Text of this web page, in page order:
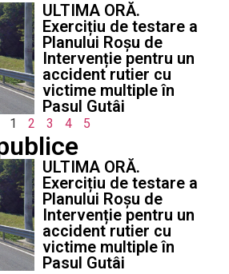
ULTIMA ORĂ.
Exercițiu de testare a
Planului Roșu de
Intervenție pentru un
accident rutier cu
victime multiple în
Pasul Gutâi
1 2 3 4 5
ULTIMA ORĂ.
Exercițiu de testare a
Planului Roșu de
Intervenție pentru un
accident rutier cu
victime multiple în
Pasul Gutâi